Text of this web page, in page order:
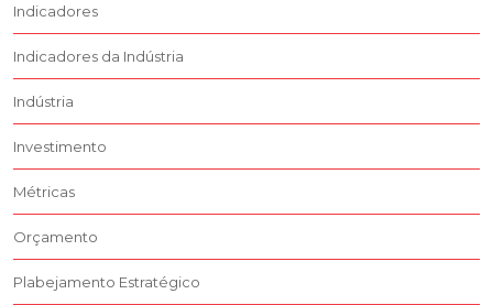
Indicadores
Indicadores da Indústria
Indústria
Investimento
Métricas
Orçamento
Plabejamento Estratégico